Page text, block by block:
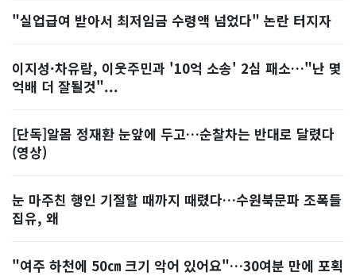
"실업급여 받아서 최저임금 수령액 넘었다" 논란 터지자
이지성·차유람, 이웃주민과 '10억 소송' 2심 패소…"난 몇
억배 더 잘될것"...
[단독]알몸 정재환 눈앞에 두고…순찰차는 반대로 달렸다
(영상)
눈 마주친 행인 기절할 때까지 때렸다…수원북문파 조폭들
집유, 왜
"여주 하천에 50㎝ 크기 악어 있어요"…30여분 만에 포획